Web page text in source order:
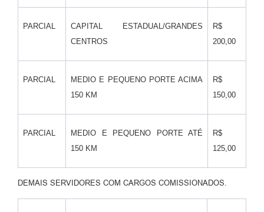
PARCIAL
CAPITAL ESTADUAL/GRANDES
CENTROS
R$
200,00
PARCIAL
MEDIO E PEQUENO PORTE ACIMA
150 KM
R$
150,00
PARCIAL
MEDIO E PEQUENO PORTE ATÉ
150 KM
R$
125,00
DEMAIS SERVIDORES COM CARGOS COMISSIONADOS.